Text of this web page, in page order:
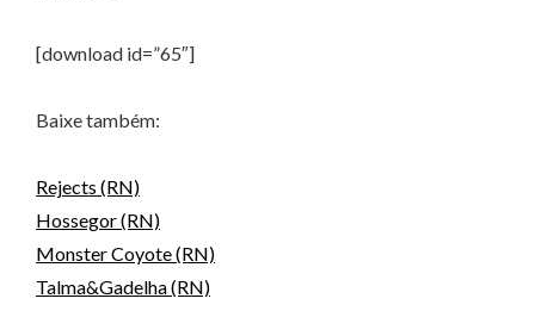
[download id=”65″]
Baixe também:
Rejects (RN)
Hossegor (RN)
Monster Coyote (RN)
Talma&Gadelha (RN)